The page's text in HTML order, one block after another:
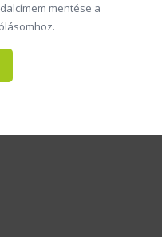
mentése a